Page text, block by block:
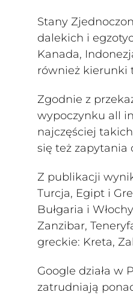
Stany
dalekich i
Kanada,
również kierunki
Zgodnie z
wypoczynku all
najczęściej
się też zapytania
Z publikacji
Turcja, Egipt i
Bułgaria i
Zanzibar,
greckie: Kreta,
Google działa w
zatrudniają